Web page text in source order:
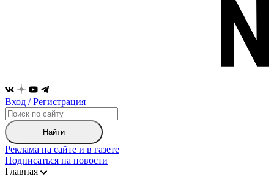
Вход / Регистрация
Найти
Реклама на сайте и в газете
Подписаться на новости
Главная